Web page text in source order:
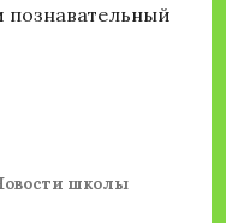
познавательный
школы